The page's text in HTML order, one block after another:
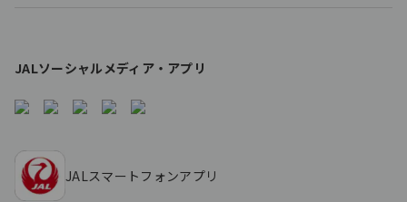
JALソーシャルメディア・アプリ
JALスマートフォンアプリ